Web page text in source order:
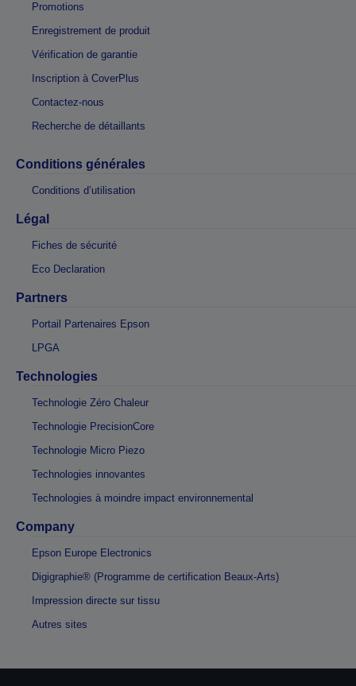
Promotions
Enregistrement de produit
Vérification de garantie
Inscription à CoverPlus
Contactez-nous
Recherche de détaillants
Conditions générales
Conditions d’utilisation
Légal
Fiches de sécurité
Eco Declaration
Partners
Portail Partenaires Epson
LPGA
Technologies
Technologie Zéro Chaleur
Technologie PrecisionCore
Technologie Micro Piezo
Technologies innovantes
Technologies à moindre impact environnemental
Company
Epson Europe Electronics
Digigraphie® (Programme de certification Beaux-Arts)
Impression directe sur tissu
Autres sites